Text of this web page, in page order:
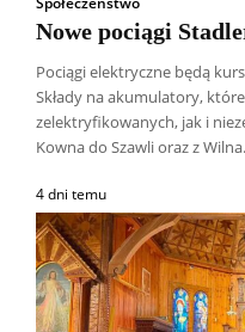
Nowe pociągi
Pociągi elektryczne będą
Składy na akumulatory,
zelektryfikowanych, jak i
Kowna do Szawli oraz z
4 dni temu